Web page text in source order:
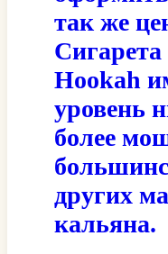
так же
Hookah
уровень
более
других
кальяна.